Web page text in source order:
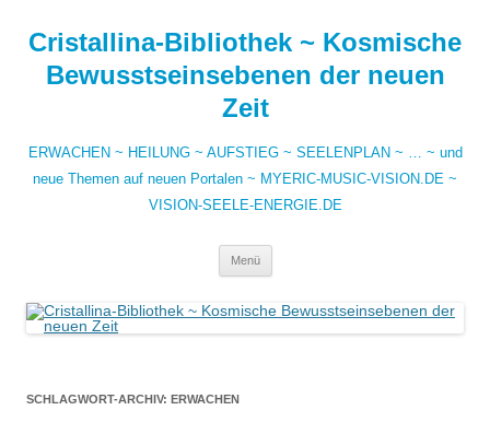
springen
Cristallina-Bibliothek ~ Kosmische
Bewusstseinsebenen der neuen
Zeit
ERWACHEN ~ HEILUNG ~ AUFSTIEG ~ SEELENPLAN ~ … ~ und
neue Themen auf neuen Portalen ~ MYERIC-MUSIC-VISION.DE ~
VISION-SEELE-ENERGIE.DE
Menü
SCHLAGWORT-ARCHIV: ERWACHEN